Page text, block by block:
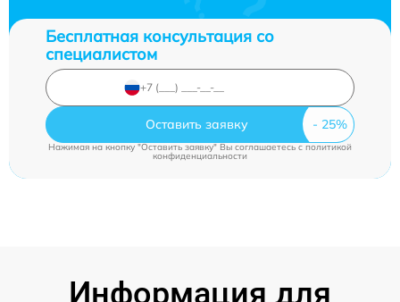
Бесплатная консультация со
специалистом
Оставить заявку
Нажимая на кнопку "Оставить заявку" Вы соглашаетесь cполитикой
конфиденциальности
Информация для